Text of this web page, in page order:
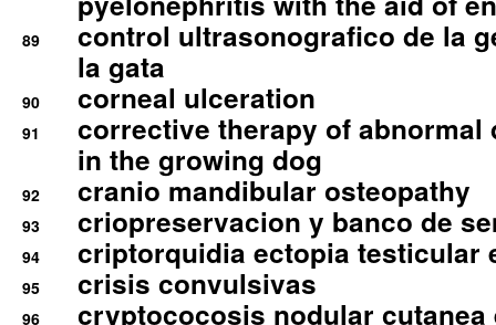
89
control ultrasonografico de la
la gata
90 corneal ulceration
91
corrective therapy of abnormal
in the growing dog
92 cranio mandibular osteopathy
93 criopreservacion y banco de
94 criptorquidia ectopia testicular
95 crisis convulsivas
96
cryptococosis nodular cutanea